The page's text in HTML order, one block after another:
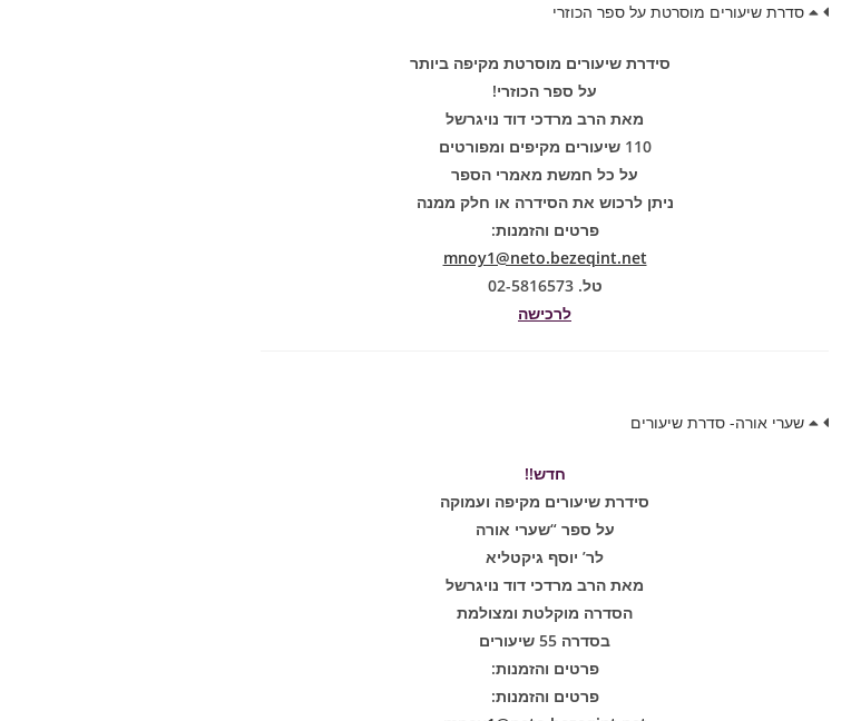
סדרת שיעורים מוסרטת על ספר הכוזרי
סידרת שיעורים מוסרטת מקיפה ביותר
על ספר הכוזרי!
מאת הרב מרדכי דוד נויגרשל
110 שיעורים מקיפים ומפורטים
על כל חמשת מאמרי הספר
ניתן לרכוש את הסידרה או חלק ממנה
פרטים והזמנות:
mnoy1@neto.bezeqint.net
טל. 02-5816573
לרכישה
שערי אורה- סדרת שיעורים
חדש!!
סידרת שיעורים מקיפה ועמוקה
על ספר “שערי אורה
לר’ יוסף גיקטליא
מאת הרב מרדכי דוד נויגרשל
הסדרה מוקלטת ומצולמת
בסדרה 55 שיעורים
פרטים והזמנות:
פרטים והזמנות: